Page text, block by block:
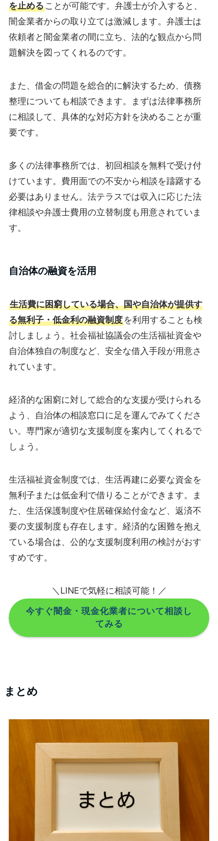
を止めることが可能です。弁護士が介入すると、
闇金業者からの取り立ては激減します。弁護士は
依頼者と闇金業者の間に立ち、法的な観点から問
題解決を図ってくれるのです。
また、借金の問題を総合的に解決するため、債務
整理についても相談できます。まずは法律事務所
に相談して、具体的な対応方針を決めることが重
要です。
多くの法律事務所では、初回相談を無料で受け付
けています。費用面での不安から相談を躊躇する
必要はありません。法テラスでは収入に応じた法
律相談や弁護士費用の立替制度も用意されていま
す。
自治体の融資を活用
生活費に困窮している場合、国や自治体が提供す
る無利子・低金利の融資制度を利用することも検
討しましょう。社会福祉協議会の生活福祉資金や
自治体独自の制度など、安全な借入手段が用意さ
れています。
経済的な困窮に対して総合的な支援が受けられる
よう、自治体の相談窓口に足を運んでみてくださ
い。専門家が適切な支援制度を案内してくれるで
しょう。
生活福祉資金制度では、生活再建に必要な資金を
無利子または低金利で借りることができます。ま
た、生活保護制度や住居確保給付金など、返済不
要の支援制度も存在します。経済的な困難を抱え
ている場合は、公的な支援制度利用の検討がおす
すめです。
＼LINEで気軽に相談可能！／
今すぐ闇金・現金化業者について相談し
てみる
まとめ